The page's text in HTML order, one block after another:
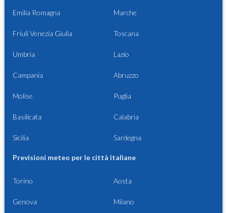
Emilia Romagna Marche
Friuli Venezia Giulia Toscana
Umbria Lazio
Campania Abruzzo
Molise Puglia
Basilicata Calabria
Sicilia Sardegna
Previsioni meteo per le città italiane
Torino Aosta
Genova Milano